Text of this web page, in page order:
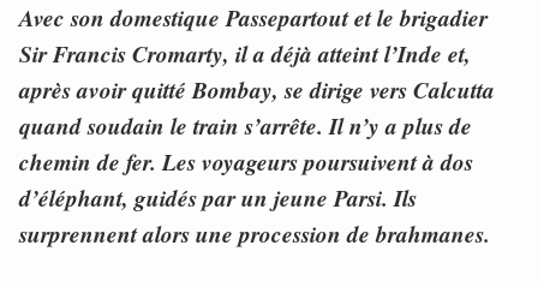
Avec son domestique Passepartout et le brigadier
Sir Francis Cromarty, il a déjà atteint l’Inde et,
après avoir quitté Bombay, se dirige vers Calcutta
quand soudain le train s’arrête. Il n’y a plus de
chemin de fer. Les voyageurs poursuivent à dos
d’éléphant, guidés par un jeune Parsi. Ils
surprennent alors une procession de brahmanes.